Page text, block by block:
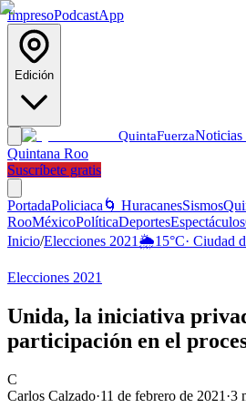
ImpresoPodcastApp
Edición
QuintaFuerzaNoticias
Quintana Roo
Suscríbete gratis
PortadaPoliciaca 🌀 HuracanesSismos
RooMéxicoPolíticaDeportesEspectáculos
Inicio/Elecciones 2021 🌦️15°C· Ciudad
Elecciones 2021
Unida, la iniciativa
participación en el
C
Carlos Calzado·11 de febrero de 2021 ·3